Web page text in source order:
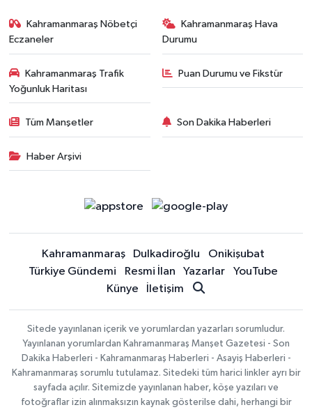
Kahramanmaraş Nöbetçi
Eczaneler
Kahramanmaraş Hava
Durumu
Kahramanmaraş Trafik
Yoğunluk Haritası
Puan Durumu ve Fikstür
Tüm Manşetler Son Dakika Haberleri
Haber Arşivi
Kahramanmaraş Dulkadiroğlu
Onikişubat
Türkiye Gündemi
Resmi İlan Yazarlar
YouTube
Künye
İletişim
Sitede yayınlanan içerik ve yorumlardan yazarları sorumludur.
Yayınlanan yorumlardan Kahramanmaraş Manşet Gazetesi - Son
Dakika Haberleri - Kahramanmaraş Haberleri - Asayiş Haberleri -
Kahramanmaraş sorumlu tutulamaz. Sitedeki tüm harici linkler ayrı bir
sayfada açılır. Sitemizde yayınlanan haber, köşe yazıları ve
fotoğraflar izin alınmaksızın kaynak gösterilse dahi, herhangi bir